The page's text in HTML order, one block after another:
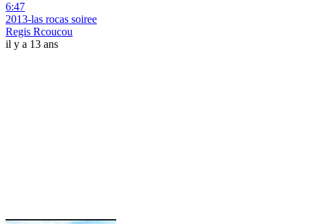
6:47
2013-las rocas soiree
Regis Rcoucou
il y a 13 ans